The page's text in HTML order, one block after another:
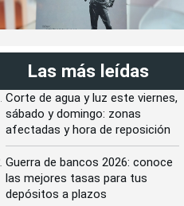
Las más leídas
Corte de agua y luz este viernes,
sábado y domingo: zonas
afectadas y hora de reposición
Guerra de bancos 2026: conoce
las mejores tasas para tus
depósitos a plazos